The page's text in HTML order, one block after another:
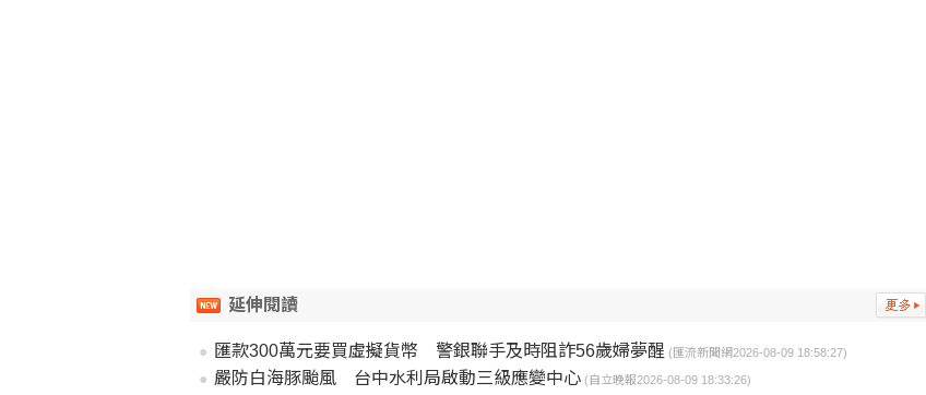
延伸閱讀
匯款300萬元要買虛擬貨幣 警銀聯手及時阻詐56歲婦夢醒 (匯流新聞網2026-08-09 18:58:27)
嚴防白海豚颱風 台中水利局啟動三級應變中心 (自立晚報2026-08-09 18:33:26)